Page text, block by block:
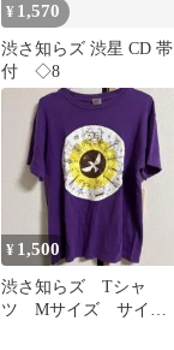
¥ 1,570
渋さ知らズ 渋星 CD 帯
付 ◇8
¥ 1,500
渋さ知らズ Tシャ
ツ Мサイズ サイン